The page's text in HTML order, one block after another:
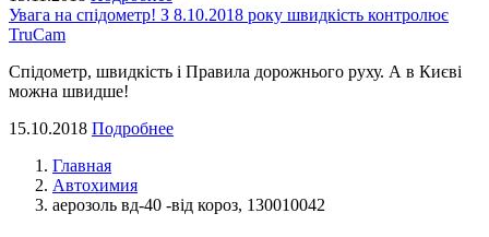
Увага на спідометр! З 8.10.2018 року швидкість контролює
TruCam
Спідометр, швидкість і Правила дорожнього руху. А в Києві
можна швидше!
15.10.2018 Подробнее
Главная
Автохимия
аерозоль вд-40 -від короз, 130010042